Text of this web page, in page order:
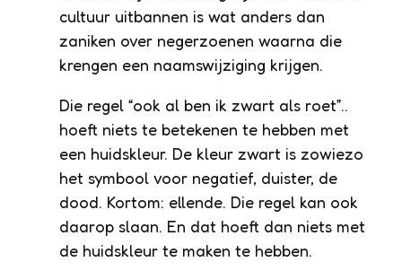
cultuur uitbannen is wat anders dan
zaniken over negerzoenen waarna die
krengen een naamswijziging krijgen.
Die regel “ook al ben ik zwart als roet”..
hoeft niets te betekenen te hebben met
een huidskleur. De kleur zwart is zowiezo
het symbool voor negatief, duister, de
dood. Kortom: ellende. Die regel kan ook
daarop slaan. En dat hoeft dan niets met
de huidskleur te maken te hebben.